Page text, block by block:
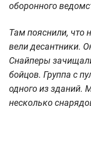
оборонного
Там пояснили, что
вели десантники.
Снайперы
бойцов. Группа с
одного из зданий.
несколько